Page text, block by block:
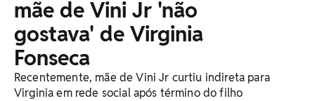
mãe de Vini Jr 'não
gostava' de Virginia
Fonseca
Recentemente, mãe de Vini Jr curtiu indireta para
Virginia em rede social após término do filho